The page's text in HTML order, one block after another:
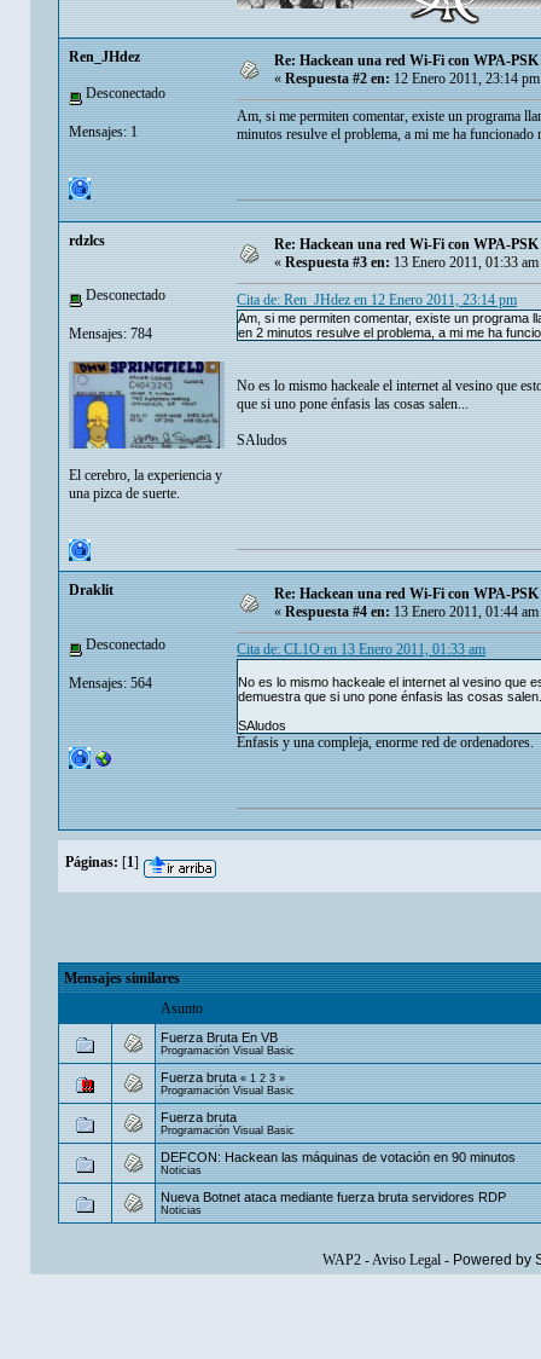
Ren_JHdez
Desconectado
Mensajes: 1
Re: Hackean una red Wi-Fi con WPA-
«Respuesta #2 en:12 Enero 2011, 23:14
Am, si me permiten comentar, existe un programa
minutos resulve el problema, a mi me ha
rdzlcs
Desconectado
Mensajes: 784
El cerebro, la experiencia y
una pizca de suerte.
Re: Hackean una red Wi-Fi con WPA-
« Respuesta #3 en: 13 Enero 2011, 01:33
Cita de: Ren_JHdez en 12 Enero 2011, 23:14 pm
Am, si me permiten comentar, existe un programa
en 2 minutos resulve el problema, a mi me ha
No es lo mismo hackeale el internet al vesino que
que si uno pone énfasis las cosas salen...
SAludos
Draklit
Desconectado
Mensajes: 564
Re: Hackean una red Wi-Fi con WPA-
«Respuesta #4 en:13 Enero 2011, 01:44 am
Cita de: CL1O en 13 Enero 2011, 01:33 am
No es lo mismo hackeale el internet al vesino que
demuestra que si uno pone énfasis las cosas
SAludos
Énfasis y una compleja, enorme red de ordenadores.
Páginas: [1]
Mensajes similares
Asunto
Fuerza Bruta En VB
Programación Visual Basic
Fuerza bruta «1 2 3»
Programación Visual Basic
Fuerza bruta
Programación Visual Basic
DEFCON: Hackean las máquinas de votación en 90 minutos
Noticias
Nueva Botnet ataca mediante fuerza bruta servidores RDP
Noticias
WAP2-Aviso Legal- Powered by